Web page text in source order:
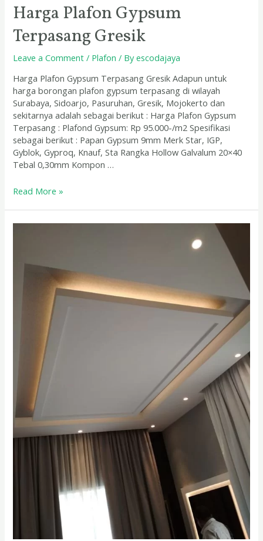
Harga Plafon Gypsum
Terpasang Gresik
Leave a Comment / Plafon / Byescodajaya
Harga Plafon Gypsum Terpasang Gresik Adapun untuk
harga borongan plafon gypsum terpasang di wilayah
Surabaya, Sidoarjo, Pasuruhan, Gresik, Mojokerto dan
sekitarnya adalah sebagai berikut : Harga Plafon Gypsum
Terpasang : Plafond Gypsum: Rp 95.000-/m2 Spesifikasi
sebagai berikut : Papan Gypsum 9mm Merk Star, IGP,
Gyblok, Gyproq, Knauf, Sta Rangka Hollow Galvalum 20×40
Tebal 0,30mm Kompon …
Read More »
GRC